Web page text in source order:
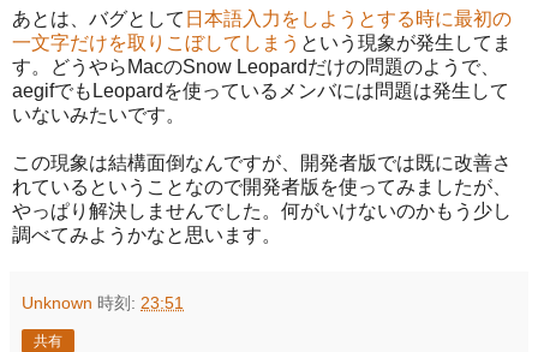
あとは、バグとして 日本語入力をしようとする時に最初の
一文字だけを取りこぼしてしまう という現象が発生してま
す。どうやらMacのSnow Leopardだけの問題のようで、
aegifでもLeopardを使っているメンバには問題は発生して
いないみたいです。
この現象は結構面倒なんですが、開発者版では既に改善さ
れているということなので開発者版を使ってみましたが、
やっぱり解決しませんでした。何がいけないのかもう少し
調べてみようかなと思います。
Unknown 時刻: 23:51
共有